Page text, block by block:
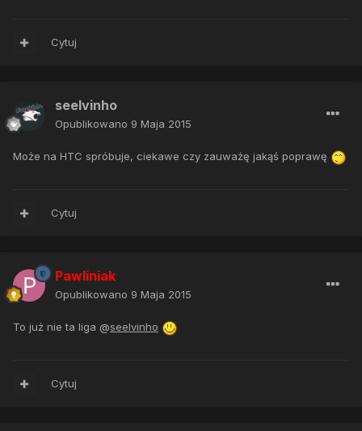
Cytuj
seelvinho
Opublikowano 9 Maja 2015
Może na HTC spróbuje, ciekawe czy zauważę jakąś poprawę
Cytuj
Pawliniak
Opublikowano 9 Maja 2015
To już nie ta liga @seelvinho
Cytuj